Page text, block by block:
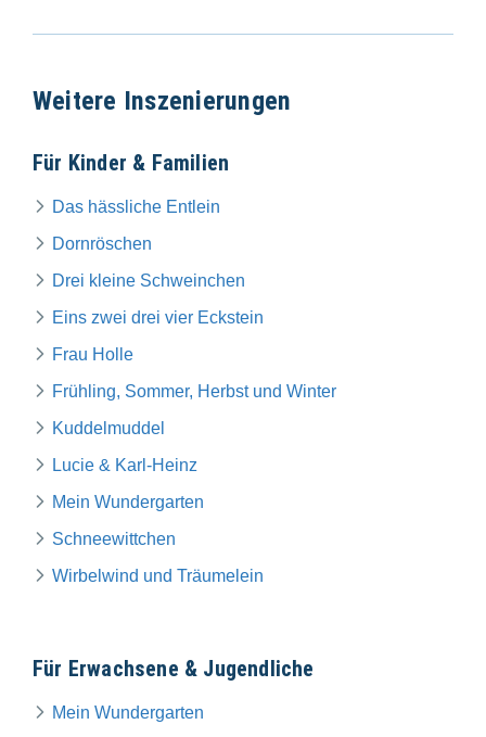
Weitere Inszenierungen
Für Kinder & Familien
Das hässliche Entlein
Dornröschen
Drei kleine Schweinchen
Eins zwei drei vier Eckstein
Frau Holle
Frühling, Sommer, Herbst und Winter
Kuddelmuddel
Lucie & Karl-Heinz
Mein Wundergarten
Schneewittchen
Wirbelwind und Träumelein
Für Erwachsene & Jugendliche
Mein Wundergarten